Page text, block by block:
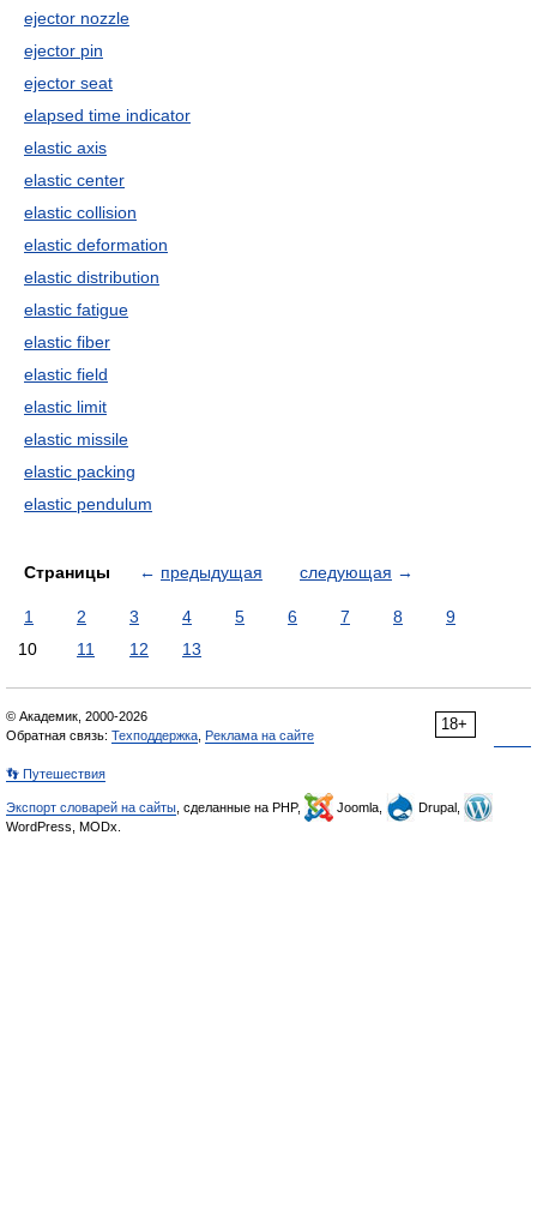
ejector nozzle
ejector pin
ejector seat
elapsed time indicator
elastic axis
elastic center
elastic collision
elastic deformation
elastic distribution
elastic fatigue
elastic fiber
elastic field
elastic limit
elastic missile
elastic packing
elastic pendulum
Страницы ← предыдущая следующая →
1 2 3 4 5 6 7 8
9
10
11 12 13
18+
© Академик, 2000-2026
Обратная связь: Техподдержка Реклама на сайте
👣 Путешествия
Экспорт словарей на сайты , сделанные на PHP, Joomla,
Drupal,
WordPress, MODx.